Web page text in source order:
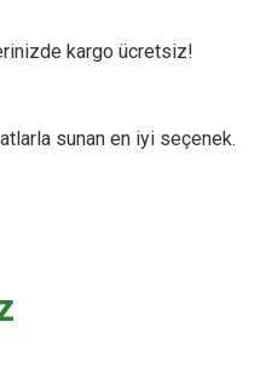
kargo ücretsiz!
sunan en iyi seçenek.